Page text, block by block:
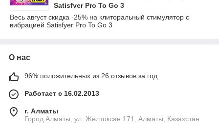
Satisfyer Pro To Go 3
Весь август скидка -25% на клиторальный стимулятор с
вибрацией Satisfyer Pro To Go 3
О нас
96% положительных из 26 отзывов за год
Работает с 16.02.2013
г. Алматы
Город Алматы, ул. Желтоксан 171, Алматы, Казахстан